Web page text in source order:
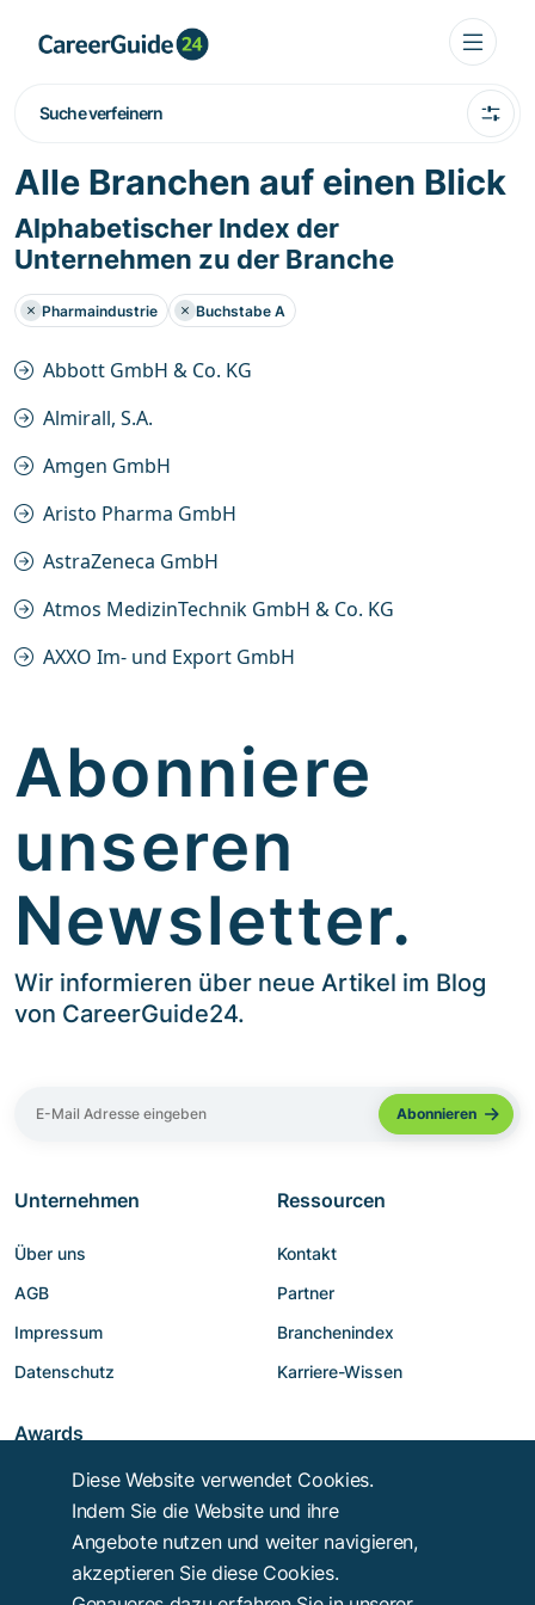
Suche verfeinern
Alle Branchen auf einen Blick
Alphabetischer Index der
Unternehmen zu der Branche
Pharmaindustrie Buchstabe A
Abbott GmbH & Co. KG
Almirall, S.A.
Amgen GmbH
Aristo Pharma GmbH
AstraZeneca GmbH
Atmos MedizinTechnik GmbH & Co. KG
AXXO Im- und Export GmbH
Abonniere
unseren
Newsletter.
Wir informieren über neue Artikel im Blog
von CareerGuide24.
Unternehmen
Über uns
AGB
Impressum
Datenschutz
Ressourcen
Kontakt
Partner
Branchenindex
Karriere-Wissen
Awards
Diese Website verwendet Cookies.
Indem Sie die Website und ihre
Angebote nutzen und weiter navigieren,
akzeptieren Sie diese Cookies.